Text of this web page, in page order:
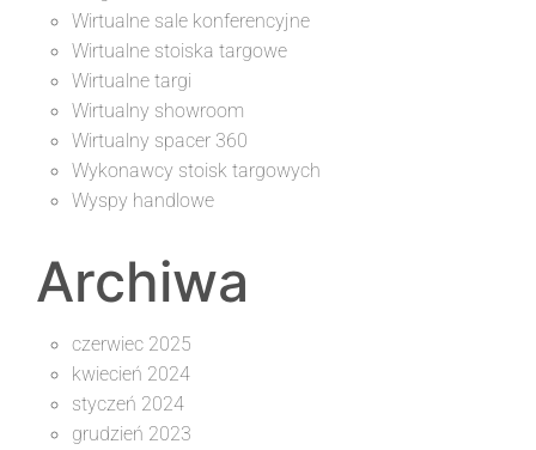
Wirtualne sale konferencyjne
Wirtualne stoiska targowe
Wirtualne targi
Wirtualny showroom
Wirtualny spacer 360
Wykonawcy stoisk targowych
Wyspy handlowe
Archiwa
czerwiec 2025
kwiecień 2024
styczeń 2024
grudzień 2023